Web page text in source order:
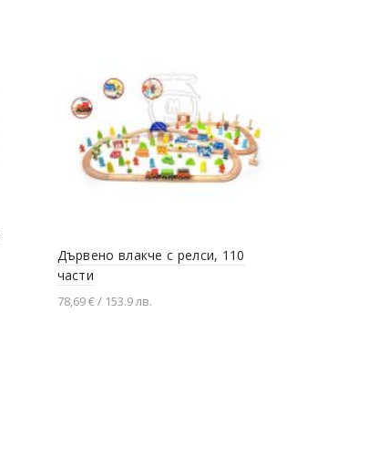
Дървено влакче с релси, 110
части
78,69 € / 153.9 лв.